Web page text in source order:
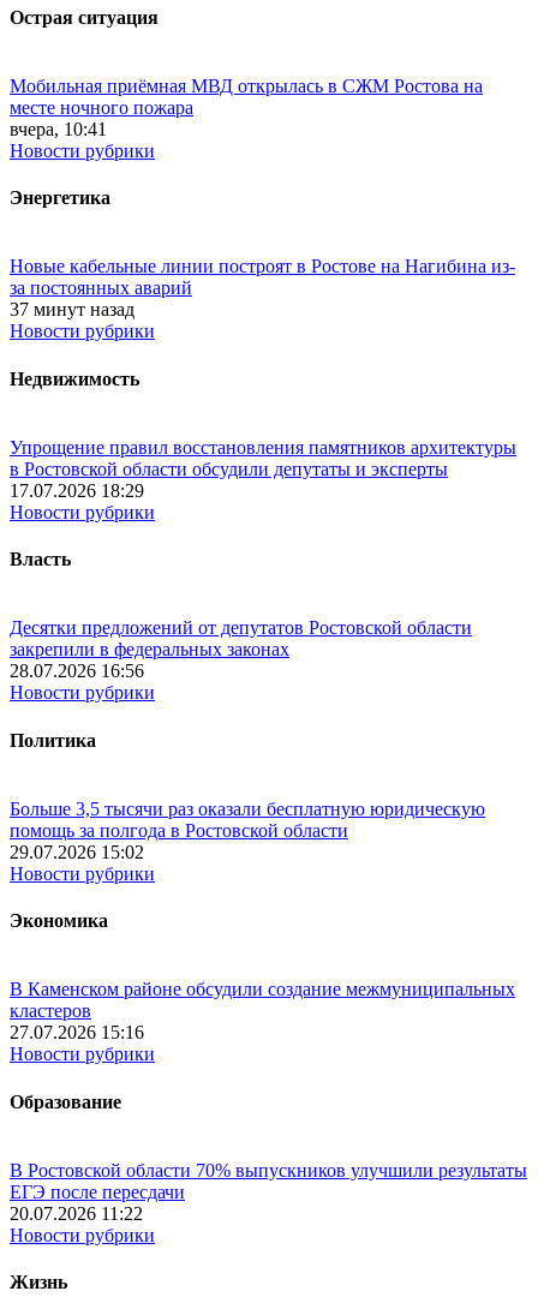
Острая ситуация
Мобильная приёмная МВД открылась в СЖМ Ростова на
месте ночного пожара
вчера, 10:41
Новости рубрики
Энергетика
Новые кабельные линии построят в Ростове на Нагибина из-
за постоянных аварий
37 минут назад
Новости рубрики
Недвижимость
Упрощение правил восстановления памятников архитектуры
в Ростовской области обсудили депутаты и эксперты
17.07.2026 18:29
Новости рубрики
Власть
Десятки предложений от депутатов Ростовской области
закрепили в федеральных законах
28.07.2026 16:56
Новости рубрики
Политика
Больше 3,5 тысячи раз оказали бесплатную юридическую
помощь за полгода в Ростовской области
29.07.2026 15:02
Новости рубрики
Экономика
В Каменском районе обсудили создание межмуниципальных
кластеров
27.07.2026 15:16
Новости рубрики
Образование
В Ростовской области 70% выпускников улучшили результаты
ЕГЭ после пересдачи
20.07.2026 11:22
Новости рубрики
Жизнь